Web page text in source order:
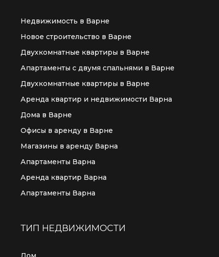
Недвижимость в Варне
Новое строительство в Варне
Двухкомнатные квартиры в Варне
Апартаменты с двумя спальнями в Варне
Двухкомнатные квартиры в Варне
Аренда квартир и недвижимости Варна
Дома в Варне
Офисы в аренду в Варне
Магазины в аренду Варна
Апартаменты Варна
Аренда квартир Варна
Апартаменты Варна
ТИП НЕДВИЖИМОСТИ